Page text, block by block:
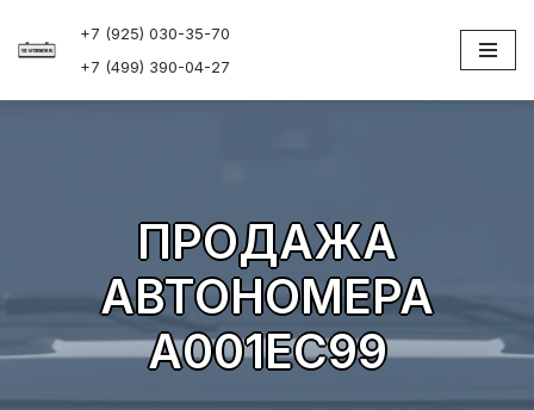
Перейти
к
+7 (925) 030-35-70
+7 (499) 390-04-27
ПРОДАЖА
АВТОНОМЕРА
А001ЕС99